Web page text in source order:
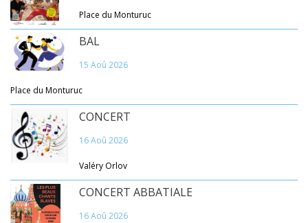
Place du Monturuc
BAL
15 Aoû 2026
Place du Monturuc
CONCERT
16 Aoû 2026
Valéry Orlov
CONCERT ABBATIALE
16 Aoû 2026